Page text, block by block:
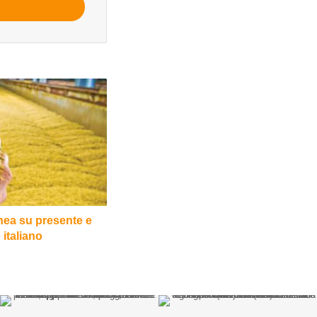
su presente e
italiano